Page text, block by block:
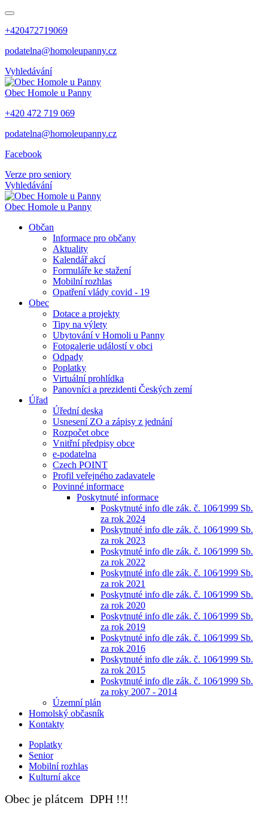
+420472719069
podatelna@homoleupanny.cz
Vyhledávání
Obec Homole u Panny
+420 472 719 069
podatelna@homoleupanny.cz
Facebook
Verze pro seniory
Vyhledávání
Obec Homole u Panny
Občan
Informace pro občany
Aktuality
Kalendář akcí
Formuláře ke stažení
Mobilní rozhlas
Opatření vlády covid - 19
Obec
Dotace a projekty
Tipy na výlety
Ubytování v Homoli u Panny
Fotogalerie událostí v obci
Odpady
Poplatky
Virtuální prohlídka
Panovníci a prezidenti Českých zemí
Úřad
Úřední deska
Usnesení ZO a zápisy z jednání
Rozpočet obce
Vnitřní předpisy obce
e-podatelna
Czech POINT
Profil veřejného zadavatele
Povinné informace
Poskytnuté informace
Poskytnuté info dle zák. č. 106⁄1999 Sb.
za rok 2024
Poskytnuté info dle zák. č. 106⁄1999 Sb.
za rok 2023
Poskytnuté info dle zák. č. 106⁄1999 Sb.
za rok 2022
Poskytnuté info dle zák. č. 106⁄1999 Sb.
za rok 2021
Poskytnuté info dle zák. č. 106⁄1999 Sb.
za rok 2020
Poskytnuté info dle zák. č. 106⁄1999 Sb.
za rok 2019
Poskytnuté info dle zák. č. 106⁄1999 Sb.
za rok 2016
Poskytnuté info dle zák. č. 106⁄1999 Sb.
za rok 2015
Poskytnuté info dle zák. č. 106⁄1999 Sb.
za roky 2007 - 2014
Územní plán
Homolský občasník
Kontakty
Poplatky
Senior
Mobilní rozhlas
Kulturní akce
Obec je plátcem DPH !!!